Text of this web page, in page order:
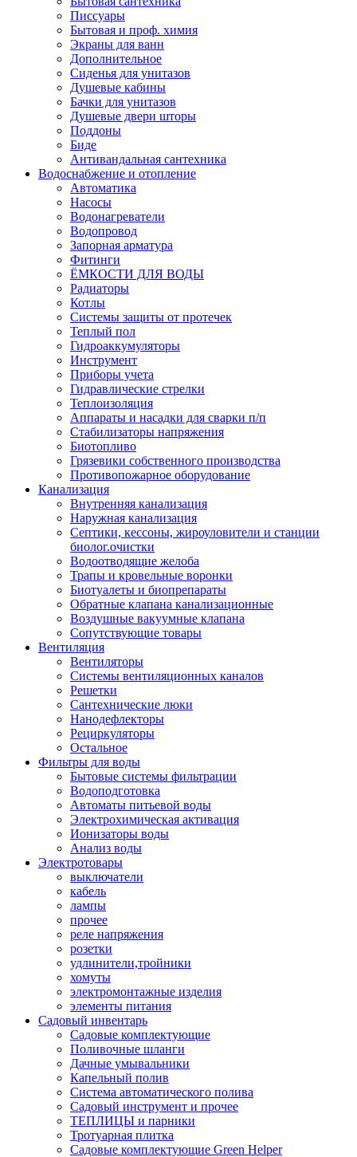
Писсуары
Бытовая и проф. химия
Экраны для ванн
Дополнительное
Сиденья для унитазов
Душевые кабины
Бачки для унитазов
Душевые двери шторы
Поддоны
Биде
Антивандальная сантехника
Водоснабжение и отопление
Автоматика
Насосы
Водонагреватели
Водопровод
Запорная арматура
Фитинги
ЁМКОСТИ ДЛЯ ВОДЫ
Радиаторы
Котлы
Системы защиты от протечек
Теплый пол
Гидроаккумуляторы
Инструмент
Приборы учета
Гидравлические стрелки
Теплоизоляция
Аппараты и насадки для сварки п/п
Стабилизаторы напряжения
Биотопливо
Грязевики собственного производства
Противопожарное оборудование
Канализация
Внутренняя канализация
Наружная канализация
Септики, кессоны, жироуловители и станции
биолог.очистки
Водоотводящие желоба
Трапы и кровельные воронки
Биотуалеты и биопрепараты
Обратные клапана канализационные
Воздушные вакуумные клапана
Сопутствующие товары
Вентиляция
Вентиляторы
Системы вентиляционных каналов
Решетки
Сантехнические люки
Нанодефлекторы
Рециркуляторы
Остальное
Фильтры для воды
Бытовые системы фильтрации
Водоподготовка
Автоматы питьевой воды
Электрохимическая активация
Ионизаторы воды
Анализ воды
Электротовары
выключатели
кабель
лампы
прочее
реле напряжения
розетки
удлинители,тройники
хомуты
электромонтажные изделия
элементы питания
Садовый инвентарь
Садовые комплектующие
Поливочные шланги
Дачные умывальники
Капельный полив
Система автоматического полива
Садовый инструмент и прочее
ТЕПЛИЦЫ и парники
Тротуарная плитка
Садовые комплектующие Green Helper